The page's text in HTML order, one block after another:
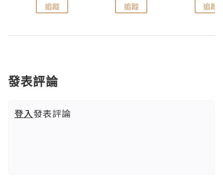
追蹤 追蹤 追蹤
發表評論
登入發表評論